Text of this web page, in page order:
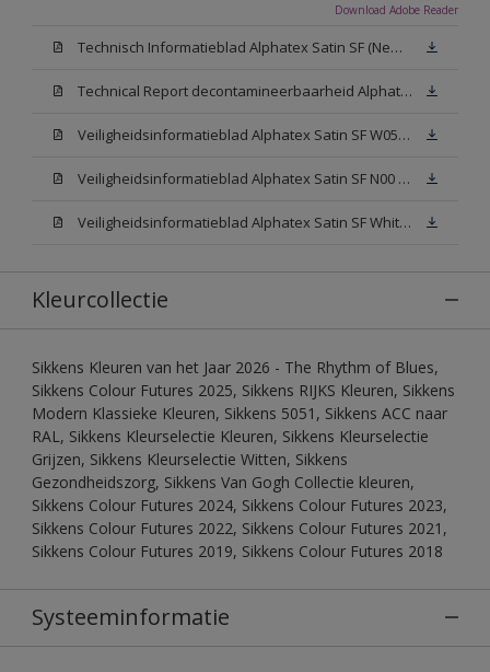
Download Adobe Reader
Technisch Informatieblad Alphatex Satin SF (New Livery) (PDF)
Technical Report decontamineerbaarheid Alphatex Satin SF
Veiligheidsinformatieblad Alphatex Satin SF W05 (MSDS)
Veiligheidsinformatieblad Alphatex Satin SF N00 (MSDS)
Veiligheidsinformatieblad Alphatex Satin SF White (MSDS)
Kleurcollectie
Sikkens Kleuren van het Jaar 2026 - The Rhythm of Blues,
Sikkens Colour Futures 2025, Sikkens RIJKS Kleuren, Sikkens
Modern Klassieke Kleuren, Sikkens 5051, Sikkens ACC naar
RAL, Sikkens Kleurselectie Kleuren, Sikkens Kleurselectie
Grijzen, Sikkens Kleurselectie Witten, Sikkens
Gezondheidszorg, Sikkens Van Gogh Collectie kleuren,
Sikkens Colour Futures 2024, Sikkens Colour Futures 2023,
Sikkens Colour Futures 2022, Sikkens Colour Futures 2021,
Sikkens Colour Futures 2019, Sikkens Colour Futures 2018
Systeeminformatie